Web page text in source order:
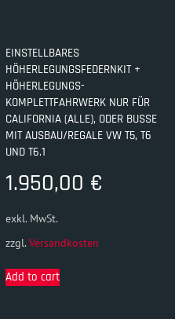
EINSTELLBARES
HÖHERLEGUNGSFEDERNKIT +
HÖHERLEGUNGS-
KOMPLETTFAHRWERK NUR FÜR
CALIFORNIA (ALLE), ODER BUSSE
MIT AUSBAU/REGALE VW T5, T6
UND T6.1
1.950,00 €
exkl. MwSt.
zzgl.Versandkosten
Add to cart